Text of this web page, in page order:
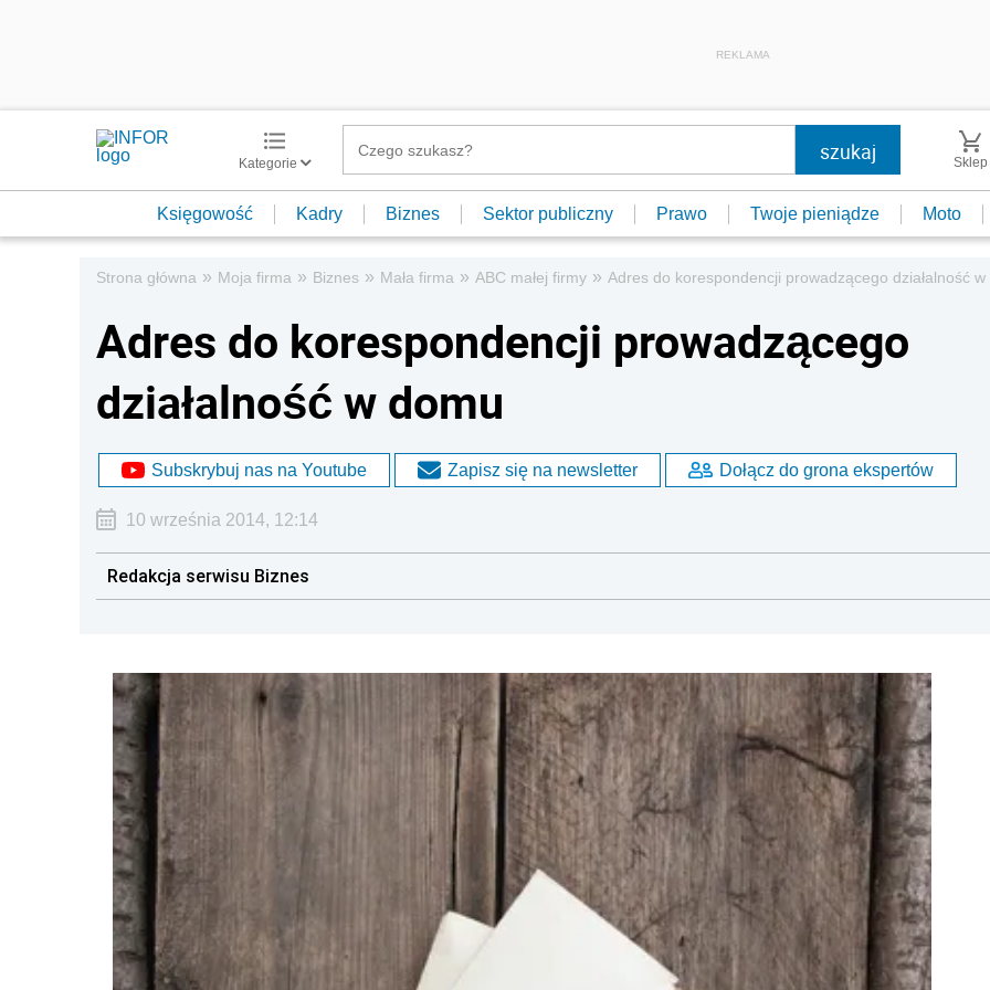
REKLAMA
Kategorie Sklep
Księgowość Kadry Biznes Sektor publiczny Prawo Twoje pieniądze Moto
Strona główna » Moja firma » Biznes » Mała firma » ABC małej firmy » Adres do korespondencji prowadzącego działalność w
Adres do korespondencji prowadzącego
działalność w domu
Subskrybuj nas na Youtube Zapisz się na newsletter Dołącz do grona ekspertów
10 września 2014, 12:14
Redakcja serwisu Biznes